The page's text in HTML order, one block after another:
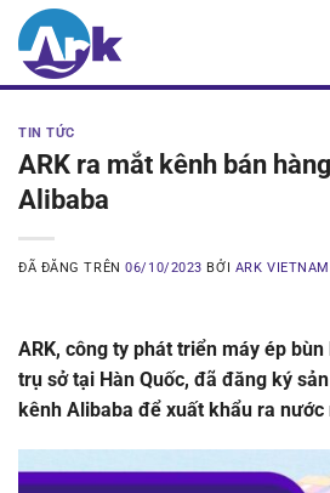
Chuyển
đến
TIN TỨC
ARK ra mắt kênh bán
Alibaba
ĐÃ ĐĂNG TRÊN06/10/2023 BỞI ARK VIETNAM
ARK, công ty phát triển máy ép
trụ sở tại Hàn Quốc, đã đăng ký
kênh Alibaba để xuất khẩu ra nước